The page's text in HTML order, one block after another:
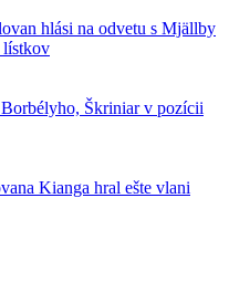
hlási na odvetu s Mjällby
lístkov
Škriniar v pozícii
Kianga hral ešte vlani